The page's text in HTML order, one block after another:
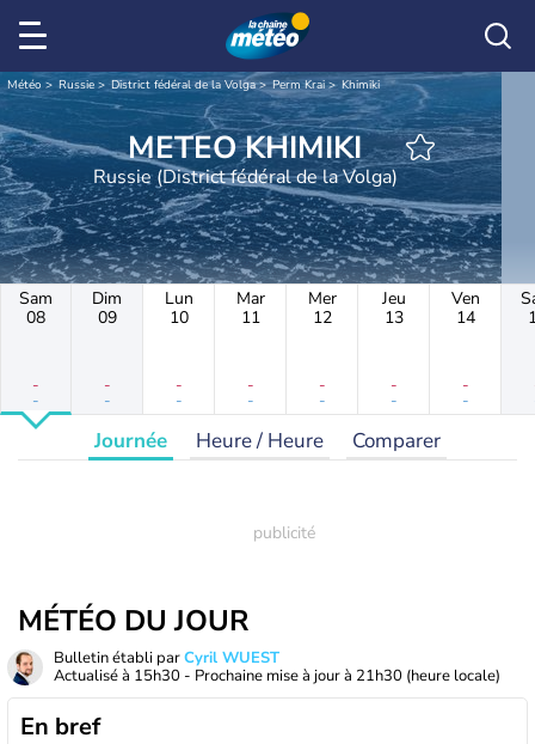
Météo Russie District fédéral de la Volga Perm Krai Khimiki
METEO KHIMIKI
Russie (District fédéral de la Volga)
Sam
08
-
-
Dim
09
-
-
Lun
10
-
-
Mar
11
-
-
Mer
12
-
-
Jeu
13
-
-
Ven
14
-
-
Journée Heure / Heure Comparer
MÉTÉO DU JOUR
Bulletin établi parCyril WUEST
Actualisé à 15h30 - Prochaine mise à jour à 21h30 (heure locale)
En bref